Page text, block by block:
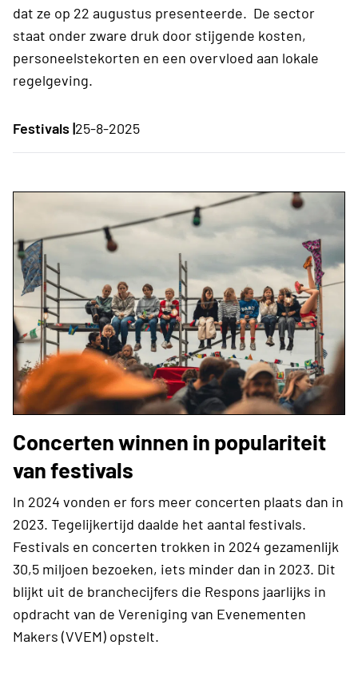
dat ze op 22 augustus presenteerde. De sector
staat onder zware druk door stijgende kosten,
personeelstekorten en een overvloed aan lokale
regelgeving.
Festivals |25-8-2025
Concerten winnen in populariteit
van festivals
In 2024 vonden er fors meer concerten plaats dan in
2023. Tegelijkertijd daalde het aantal festivals.
Festivals en concerten trokken in 2024 gezamenlijk
30,5 miljoen bezoeken, iets minder dan in 2023. Dit
blijkt uit de branchecijfers die Respons jaarlijks in
opdracht van de Vereniging van Evenementen
Makers (VVEM) opstelt.